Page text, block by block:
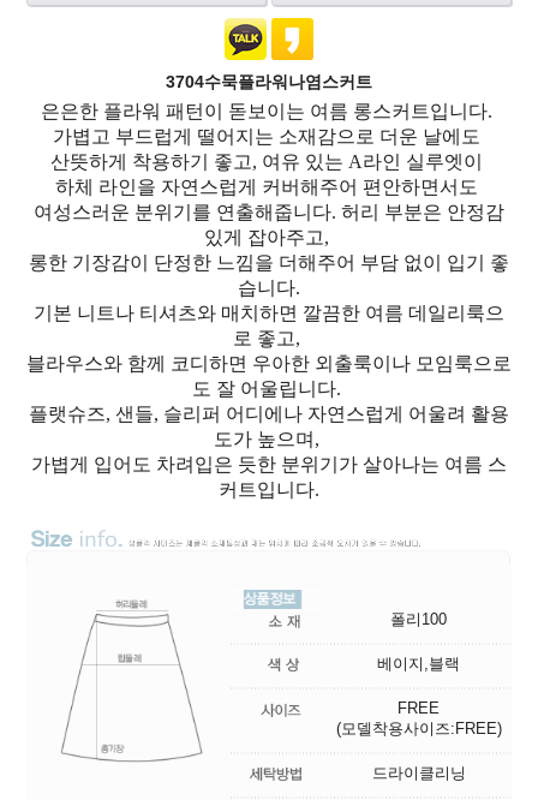
3704수묵플라워나염스커트
은은한 플라워 패턴이 돋보이는 여름 롱스커트입니다.
가볍고 부드럽게 떨어지는 소재감으로 더운 날에도
산뜻하게 착용하기 좋고, 여유 있는 A라인 실루엣이
하체 라인을 자연스럽게 커버해주어 편안하면서도
여성스러운 분위기를 연출해줍니다. 허리 부분은 안정감
있게 잡아주고,
롱한 기장감이 단정한 느낌을 더해주어 부담 없이 입기 좋
습니다.
기본 니트나 티셔츠와 매치하면 깔끔한 여름 데일리룩으
로 좋고,
블라우스와 함께 코디하면 우아한 외출룩이나 모임룩으로
도 잘 어울립니다.
플랫슈즈, 샌들, 슬리퍼 어디에나 자연스럽게 어울려 활용
도가 높으며,
가볍게 입어도 차려입은 듯한 분위기가 살아나는 여름 스
커트입니다.
폴리100
베이지,블랙
FREE
(모델착용사이즈:FREE)
드라이클리닝